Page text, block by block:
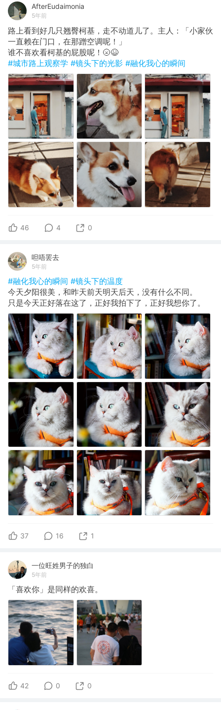
AfterEudaimonia
5年前
路上看到好几只翘臀柯基，走不动道儿了。主人：「小家伙
一直赖在门口，在那蹭空调呢！」
谁不喜欢看柯基的屁股呢！🌝😆
#城市路上观察学 #镜头下的光影 #融化我心的瞬间
46 4 0
呾唔罢去
5年前
#融化我心的瞬间 #镜头下的温度
今天夕阳很美，和昨天前天明天后天，没有什么不同。
只是今天正好落在这了，正好我拍下了，正好我想你了。
37 16 1
一位旺姓男子的独白
5年前
「喜欢你」是同样的欢喜。
42 0 0